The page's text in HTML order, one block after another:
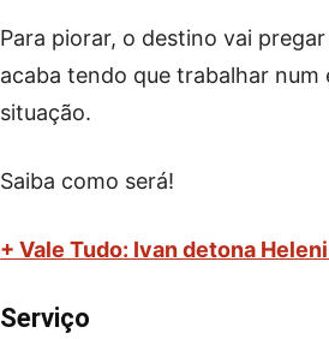
Para piorar, o destino vai
acaba tendo que trabalhar
situação.
Saiba como será!
+ Vale Tudo: Ivan detona
Serviço